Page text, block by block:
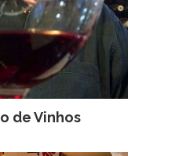
de Vinhos